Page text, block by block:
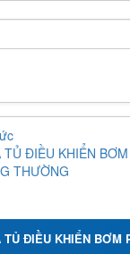
ĐIỀU KHIỂN
THƯỜNG
TỦ ĐIỀU KHIỂN BƠM